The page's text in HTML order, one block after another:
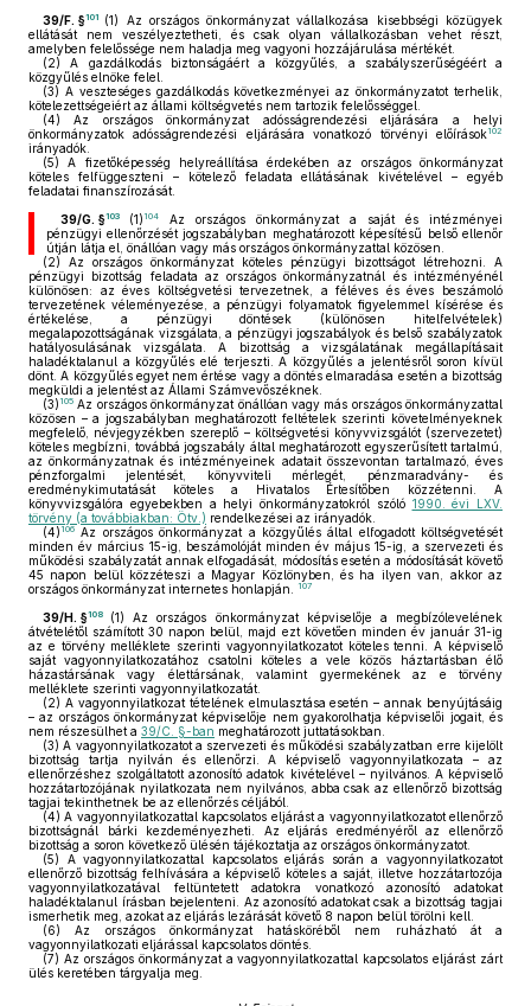
39/F. §101 (1)
Az országos önkormányzat vállalkozása kisebbségi közügyek
ellátását nem veszélyeztetheti, és csak olyan vállalkozásban vehet részt,
amelyben felelőssége nem haladja meg vagyoni hozzájárulása mértékét.
(2) A gazdálkodás biztonságáért a közgyűlés, a szabályszerűségéért a
közgyűlés elnöke felel.
(3) A veszteséges gazdálkodás következményei az önkormányzatot terhelik,
kötelezettségeiért az állami költségvetés nem tartozik felelősséggel.
(4) Az országos önkormányzat adósságrendezési eljárására a helyi
önkormányzatok adósságrendezési eljárására vonatkozó törvényi előírások102
irányadók.
(5) A fizetőképesség helyreállítása érdekében az országos önkormányzat
köteles felfüggeszteni – kötelező feladata ellátásának kivételével – egyéb
feladatai finanszírozását.
39/G. §103 (1) 104
Az országos önkormányzat a saját és intézményei
pénzügyi ellenőrzését jogszabályban meghatározott képesítésű belső ellenőr
útján látja el, önállóan vagy más országos önkormányzattal közösen.
(2) Az országos önkormányzat köteles pénzügyi bizottságot létrehozni. A
pénzügyi bizottság feladata az országos önkormányzatnál és intézményénél
különösen: az éves költségvetési tervezetnek, a féléves és éves beszámoló
tervezetének véleményezése, a pénzügyi folyamatok figyelemmel kísérése és
értékelése, a pénzügyi döntések (különösen hitelfelvételek)
megalapozottságának vizsgálata, a pénzügyi jogszabályok és belső szabályzatok
hatályosulásának vizsgálata. A bizottság a vizsgálatának megállapításait
haladéktalanul a közgyűlés elé terjeszti. A közgyűlés a jelentésről soron kívül
dönt. A közgyűlés egyet nem értése vagy a döntés elmaradása esetén a bizottság
megküldi a jelentést az Állami Számvevőszéknek.
(3) 105 Az országos önkormányzat önállóan vagy más országos önkormányzattal
közösen – a jogszabályban meghatározott feltételek szerinti követelményeknek
megfelelő, névjegyzékben szereplő – költségvetési könyvvizsgálót (szervezetet)
köteles megbízni, továbbá jogszabály által meghatározott egyszerűsített tartalmú,
az önkormányzatnak és intézményeinek adatait összevontan tartalmazó, éves
pénzforgalmi jelentését, könyvviteli mérlegét, pénzmaradvány- és
eredménykimutatását köteles a Hivatalos Értesítőben közzétenni. A
könyvvizsgálóra egyebekben a helyi önkormányzatokról szóló 1990. évi LXV.
törvény (a továbbiakban: Ötv.) rendelkezései az irányadók.
(4) 106 Az országos önkormányzat a közgyűlés által elfogadott költségvetését
minden év március 15-ig, beszámolóját minden év május 15-ig, a szervezeti és
működési szabályzatát annak elfogadását, módosítás esetén a módosítását követő
45 napon belül közzéteszi a Magyar Közlönyben, és ha ilyen van, akkor az
országos önkormányzat internetes honlapján.
107
39/H. §108 (1) Az országos önkormányzat képviselője a megbízólevelének
átvételétől számított 30 napon belül, majd ezt követően minden év január 31-ig
az e törvény melléklete szerinti vagyonnyilatkozatot köteles tenni. A képviselő
saját vagyonnyilatkozatához csatolni köteles a vele közös háztartásban élő
házastársának vagy élettársának, valamint gyermekének az e törvény
melléklete szerinti vagyonnyilatkozatát.
(2) A vagyonnyilatkozat tételének elmulasztása esetén – annak benyújtásáig
– az országos önkormányzat képviselője nem gyakorolhatja képviselői jogait, és
nem részesülhet a 39/C. §-ban meghatározott juttatásokban.
(3) A vagyonnyilatkozatot a szervezeti és működési szabályzatban erre kijelölt
bizottság tartja nyilván és ellenőrzi. A képviselő vagyonnyilatkozata – az
ellenőrzéshez szolgáltatott azonosító adatok kivételével – nyilvános. A képviselő
hozzátartozójának nyilatkozata nem nyilvános, abba csak az ellenőrző bizottság
tagjai tekinthetnek be az ellenőrzés céljából.
(4) A vagyonnyilatkozattal kapcsolatos eljárást a vagyonnyilatkozatot ellenőrző
bizottságnál bárki kezdeményezheti. Az eljárás eredményéről az ellenőrző
bizottság a soron következő ülésén tájékoztatja az országos önkormányzatot.
(5) A vagyonnyilatkozattal kapcsolatos eljárás során a vagyonnyilatkozatot
ellenőrző bizottság felhívására a képviselő köteles a saját, illetve hozzátartozója
vagyonnyilatkozatával feltüntetett adatokra vonatkozó azonosító adatokat
haladéktalanul írásban bejelenteni. Az azonosító adatokat csak a bizottság tagjai
ismerhetik meg, azokat az eljárás lezárását követő 8 napon belül törölni kell.
(6) Az országos önkormányzat hatásköréből nem ruházható át a
vagyonnyilatkozati eljárással kapcsolatos döntés.
(7) Az országos önkormányzat a vagyonnyilatkozattal kapcsolatos eljárást zárt
ülés keretében tárgyalja meg.